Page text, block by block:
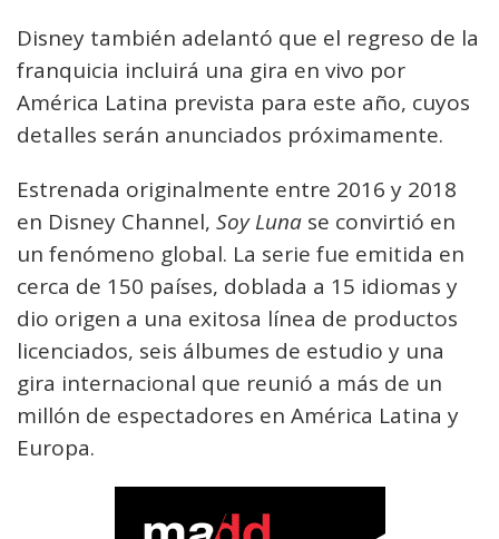
Disney también adelantó que el regreso de la
franquicia incluirá una gira en vivo por
América Latina prevista para este año, cuyos
detalles serán anunciados próximamente.
Estrenada originalmente entre 2016 y 2018
en Disney Channel, Soy Luna se convirtió en
un fenómeno global. La serie fue emitida en
cerca de 150 países, doblada a 15 idiomas y
dio origen a una exitosa línea de productos
licenciados, seis álbumes de estudio y una
gira internacional que reunió a más de un
millón de espectadores en América Latina y
Europa.